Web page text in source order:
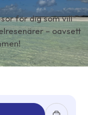
för dig som vill
– oavsett